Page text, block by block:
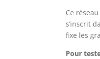
Ce
s’inscrit
fixe les
Pour